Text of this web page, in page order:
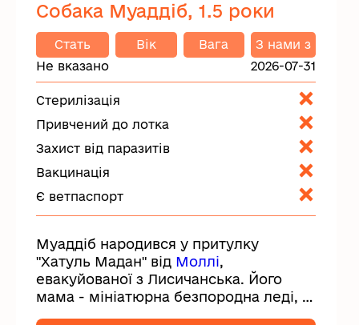
Собака Муаддіб, 1.5 роки
Стать
Не вказано
Вік Вага
З нами з
2026-07-31
Стерилізація
Привчений до лотка
Захист від паразитів
Вакцинація
Є ветпаспорт
Муаддіб народився у притулку
"Хатуль Мадан" від Моллі,
евакуйованої з Лисичанська. Його
мама - мініатюрна безпородна леді, а